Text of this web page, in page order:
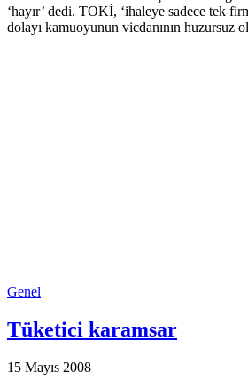
‘hayır’ dedi. TOKİ, ‘ihaleye sadece tek
dolayı kamuoyunun vicdanının
Genel
Tüketici karamsar
15 Mayıs 2008